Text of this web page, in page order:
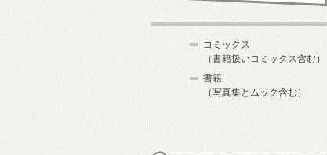
コミックス
（書籍扱いコミックス含む）
書籍
（写真集とムック含む）